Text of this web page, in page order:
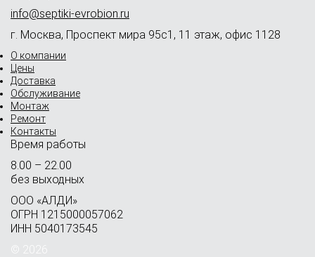
info@septiki-evrobion.ru
г. Москва, Проспект мира 95с1, 11 этаж, офис 1128
О компании
Цены
Доставка
Обслуживание
Монтаж
Ремонт
Контакты
Время работы
8.00 – 22.00
без выходных
OOO «АЛДИ»
ОГРН 1215000057062
ИНН 5040173545
© 2026